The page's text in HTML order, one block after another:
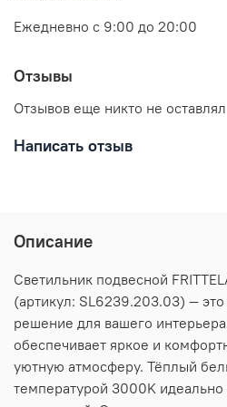
Ежедневно с 9:00 до 20:00
Отзывы
Отзывов еще никто не оставлял
Написать отзыв
Описание
Светильник подвесной
(артикул: SL6239.203.03) —
решение для вашего
обеспечивает яркое и
уютную атмосферу. Тёплый
температурой 3000K